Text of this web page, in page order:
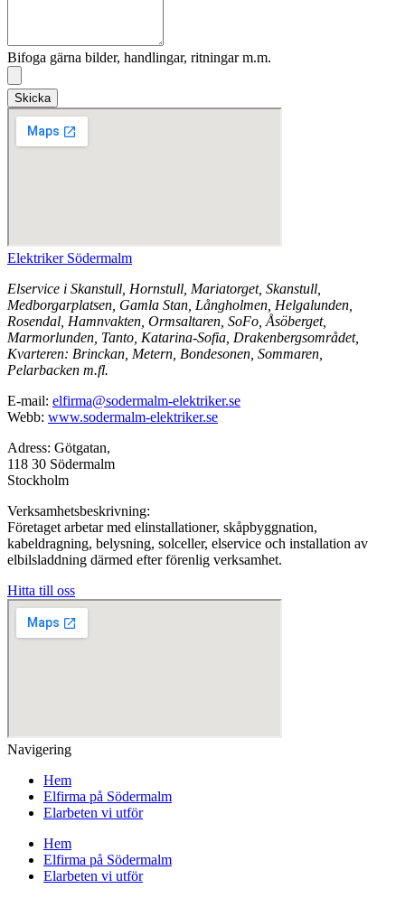
Bifoga gärna bilder, handlingar, ritningar m.m.
Skicka
Elektriker Södermalm
Elservice i Skanstull, Hornstull, Mariatorget, Skanstull,
Medborgarplatsen, Gamla Stan, Långholmen, Helgalunden,
Rosendal, Hamnvakten, Ormsaltaren, SoFo, Åsöberget,
Marmorlunden, Tanto, Katarina-Sofia, Drakenbergsområdet,
Kvarteren: Brinckan, Metern, Bondesonen, Sommaren,
Pelarbacken m.fl.
E-mail: elfirma@sodermalm-elektriker.se
Webb: www.sodermalm-elektriker.se
Adress: Götgatan,
118 30 Södermalm
Stockholm
Verksamhetsbeskrivning:
Företaget arbetar med elinstallationer, skåpbyggnation,
kabeldragning, belysning, solceller, elservice och installation av
elbilsladdning därmed efter förenlig verksamhet.
Hitta till oss
Navigering
Hem
Elfirma på Södermalm
Elarbeten vi utför
Hem
Elfirma på Södermalm
Elarbeten vi utför